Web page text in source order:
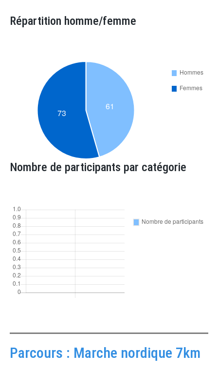
Répartition homme/femme
Nombre de participants par catégorie
Parcours : Marche nordique 7km